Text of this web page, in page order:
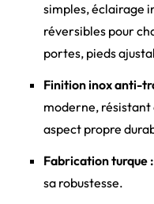
simples, éclairage
réversibles pour
portes, pieds
Finition inox anti-
moderne, résistant
aspect propre
Fabrication turque :
sa robustesse.